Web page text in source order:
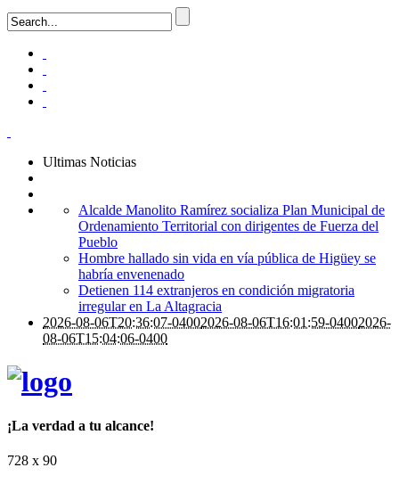
Ultimas Noticias
Alcalde Manolito Ramírez socializa Plan Municipal de
Ordenamiento Territorial con dirigentes de Fuerza del
Pueblo
Hombre hallado sin vida en vía pública de Higüey se
habría envenenado
Detienen 114 extranjeros en condición migratoria
irregular en La Altagracia
2026-08-06T20:36:07-04002026-08-06T16:01:59-04002026-
08-06T15:04:06-0400
¡La verdad a tu alcance!
728 x 90